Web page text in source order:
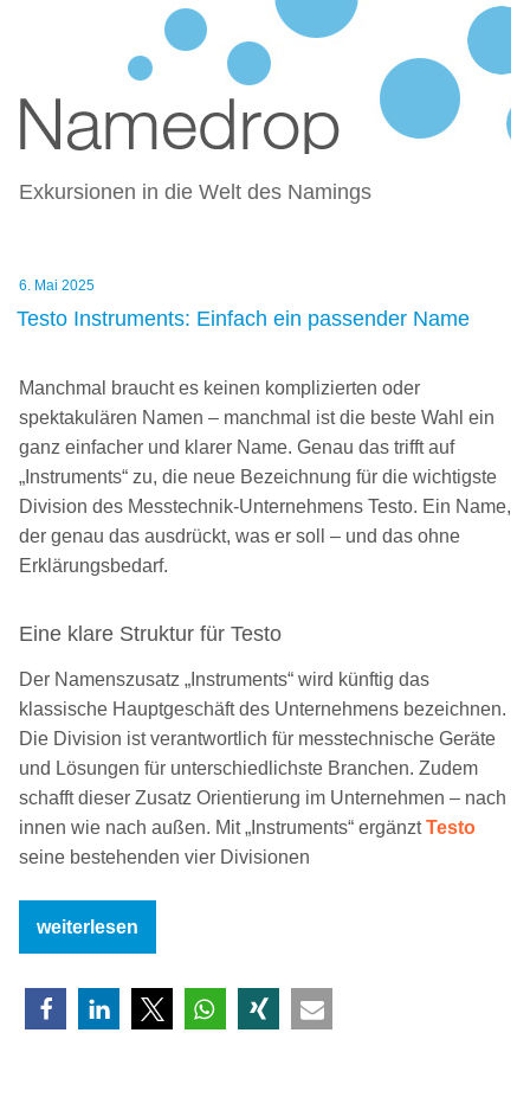
NAMEDROP – BLOG ZU
NAMENSFINDUNG UND NAMING
Exkursionen in die Welt des Namings
Veröffentlicht
am
6. Mai 2025
Testo Instruments: Einfach ein passender Name
Manchmal braucht es keinen komplizierten oder
spektakulären Namen – manchmal ist die beste Wahl ein
ganz einfacher und klarer Name. Genau das trifft auf
„Instruments“ zu, die neue Bezeichnung für die wichtigste
Division des Messtechnik-Unternehmens Testo. Ein Name,
der genau das ausdrückt, was er soll – und das ohne
Erklärungsbedarf.
Eine klare Struktur für Testo
Der Namenszusatz „Instruments“ wird künftig das
klassische Hauptgeschäft des Unternehmens bezeichnen.
Die Division ist verantwortlich für messtechnische Geräte
und Lösungen für unterschiedlichste Branchen. Zudem
schafft dieser Zusatz Orientierung im Unternehmen – nach
innen wie nach außen. Mit „Instruments“ ergänztTesto
seine bestehenden vier Divisionen
„Testo
Instruments:
Einfach
ein
weiterlesen